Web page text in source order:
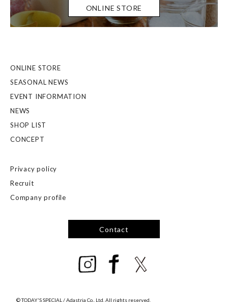
ONLINE STORE
ONLINE STORE
SEASONAL NEWS
EVENT INFORMATION
NEWS
SHOP LIST
CONCEPT
Privacy policy
Recruit
Company profile
Contact
© TODAY'S SPECIAL / Adastria Co., Ltd. All rights reserved.